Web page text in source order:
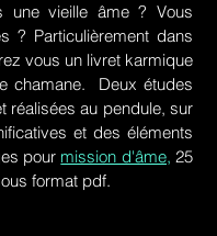
une vieille âme ? Vous
? Particulièrement dans
vous un livret karmique
chamane. Deux études
réalisées au pendule, sur
et des éléments
pour mission d'âme, 25
format pdf.